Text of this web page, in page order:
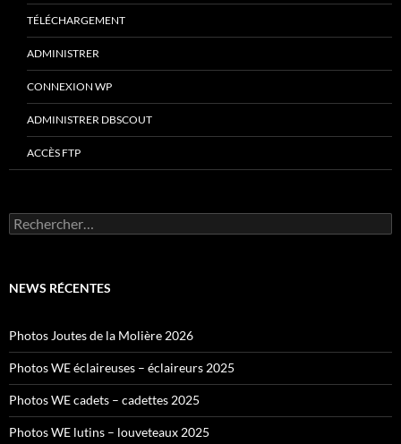
TÉLÉCHARGEMENT
ADMINISTRER
CONNEXION WP
ADMINISTRER DBSCOUT
ACCÈS FTP
Rechercher :
NEWS RÉCENTES
Photos Joutes de la Molière 2026
Photos WE éclaireuses – éclaireurs 2025
Photos WE cadets – cadettes 2025
Photos WE lutins – louveteaux 2025